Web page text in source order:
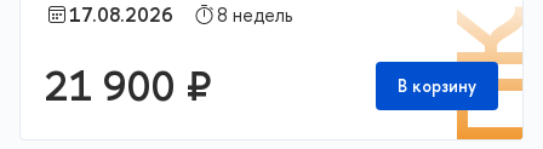
17.08.2026
8 недель
21 900 ₽ В корзину